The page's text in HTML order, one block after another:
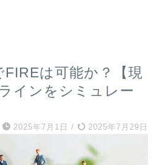
は可能か？【現
インをシミュレー
2025年7月1日 / 2025年7月29日